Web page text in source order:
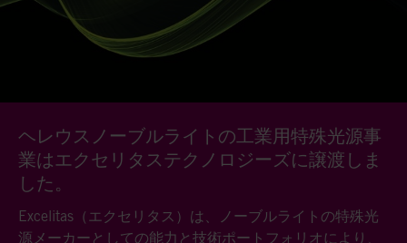
エクセリタスノーブルライトがサステナブ
ル、エネルギー効率、グリーンである理由
紫外線（UV）、赤外線（IR）、フラッシュの光は、環境
やカーボンフットプリント、緑の未来に貢献していま
す。
ヘレウスノーブルライトの工業用特殊光源事
業はエクセリタステクノロジーズに譲渡しま
した。
Excelitas（エクセリタス）は、ノーブルライトの特殊光
源メーカーとしての能力と技術ポートフォリオにより、
乾燥に時間がかかっていますか。炉長が長す
ぎますか。赤外線ブースターが役立つかもし
れません！
赤外線ブース－ターは製品を適切な温度に急速に上げる
ことができます。既存の乾燥炉の前に赤外線ブースター
高照度UV硬化プロセスで付加価値を創る
エクセリタスノーブルライトはUV硬化装置とそのプロセ
ス技術の専門家として、常に新しいUV硬化技術の応用に
チャレンジし、お客様のモノづくりに理想的なUV硬化プ
ロセスを実現しています。
新しい紫外線（UV）殺菌システムを提案して
います
BlueLight® Flashシステムは、飲料水用ペットボトルの
キャップなど、液体や粘性のある食品包装を表面を殺菌
します。
エクセリタスノーブルライトがサステナブ
ル、エネルギー効率、グリーンである理由
紫外線（UV）、赤外線（IR）、フラッシュの光は、環境
やカーボンフットプリント、緑の未来に貢献していま
す。
ヘレウスノーブルライトの工業用特殊光源事
業はエクセリタステクノロジーズに譲渡しま
した。
Excelitas（エクセリタス）は、ノーブルライトの特殊光
源メーカーとしての能力と技術ポートフォリオにより、